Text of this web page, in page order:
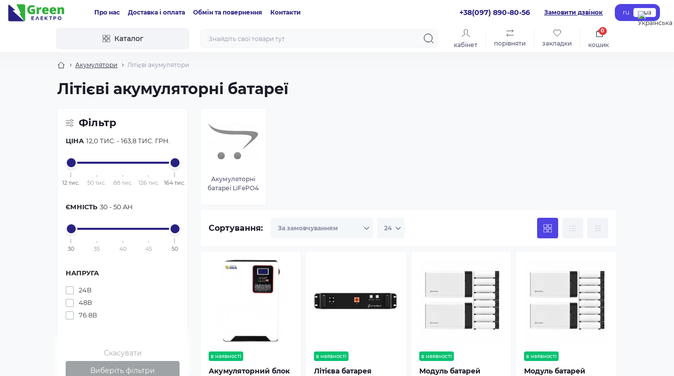
Про нас Доставка і оплата Обмін та повернення Контакти +38(097) 890-80-56 Замовити дзвінок ru ua
Каталог
кабінет порівняти закладки кошик
0
Акумулятори Літієві акумулятори
Літієві акумуляторні батареї
Фільтр
12,0 ТИС. -163,8 ТИС. ГРН.
ЦІНА
12 тис. 50 тис. 88 тис. 126 тис. 164 тис.
30 -50 AH
ЄМНІСТЬ
30 35 40 45 50
НАПРУГА
24В
48В
76.8В
Скасувати
Виберіть фільтри
Акумуляторні
батареї LiFePO4
Сортування:
в наявності
Акумуляторний блок
в наявності
Літієва батарея
в наявності
Модуль батарей
в наявності
Модуль батарей